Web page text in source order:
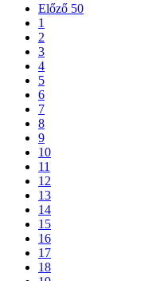
Előző 50
1
2
3
4
5
6
7
8
9
10
11
12
13
14
15
16
17
18